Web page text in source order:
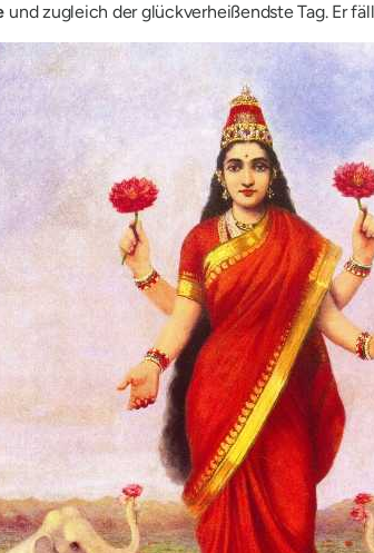
und zugleich der glückverheißendste Tag. Er